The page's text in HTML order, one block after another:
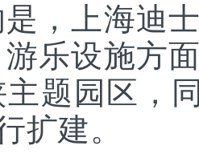
，上海迪
乐设施方
主题园区，
扩建。